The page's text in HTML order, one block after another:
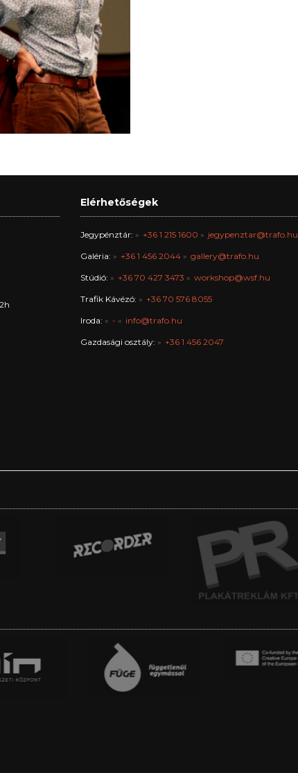
Elérhetőségek
Jegypénztár: +36 1 215 1600 jegypenztar@trafo.hu
Galéria: +36 1 456 2044 gallery@trafo.hu
Stúdió: +36 70 427 3473 workshop@wsf.hu
Trafik Kávézó: +36 70 576 8055
Iroda: - info@trafo.hu
Gazdasági osztály: +36 1 456 2047